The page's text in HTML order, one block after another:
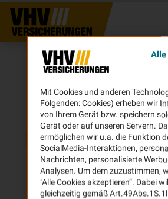
Mit Cookies und anderen
Folgenden: Cookies) erheben wir
von Ihrem Gerät bzw. speichern
Gerät oder auf unseren Servern.
ermöglichen wir u.a. die Funktion
SocialMedia-Interaktionen,
Nachrichten, personalisierte
Analysen. Um dem zuzustimmen,
"Alle Cookies akzeptieren“. Dabei
gleichzeitig gemäß
Alle